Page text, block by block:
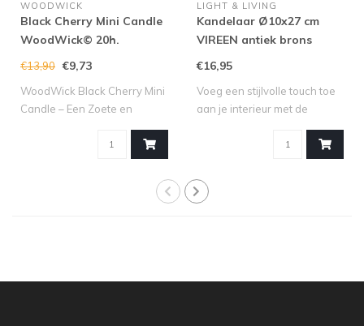
WOODWICK
Black Cherry Mini Candle
WoodWick© 20h.
€13,90 €9,73
WoodWick Black Cherry Mini
Candle – Een Zoete en
LIGHT & LIVING
Kandelaar Ø10x27 cm
VIREEN antiek brons
€16,95
Voeg een stijlvolle touch toe
aan je interieur met de